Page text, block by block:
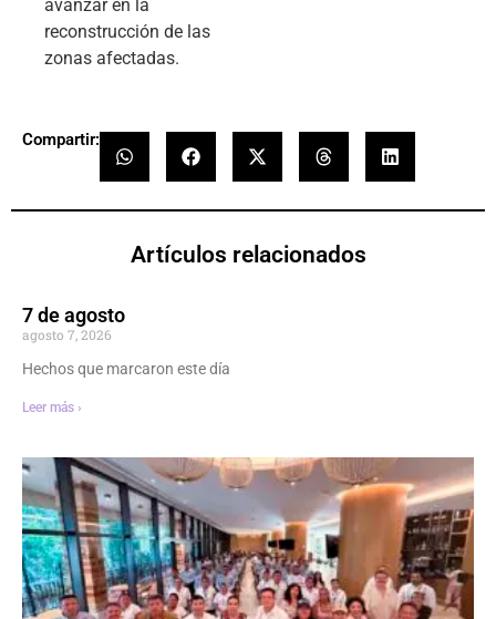
avanzar en la
reconstrucción de las
zonas afectadas.
Compartir:
Artículos relacionados
7 de agosto
agosto 7, 2026
Hechos que marcaron este día
Leer más ›